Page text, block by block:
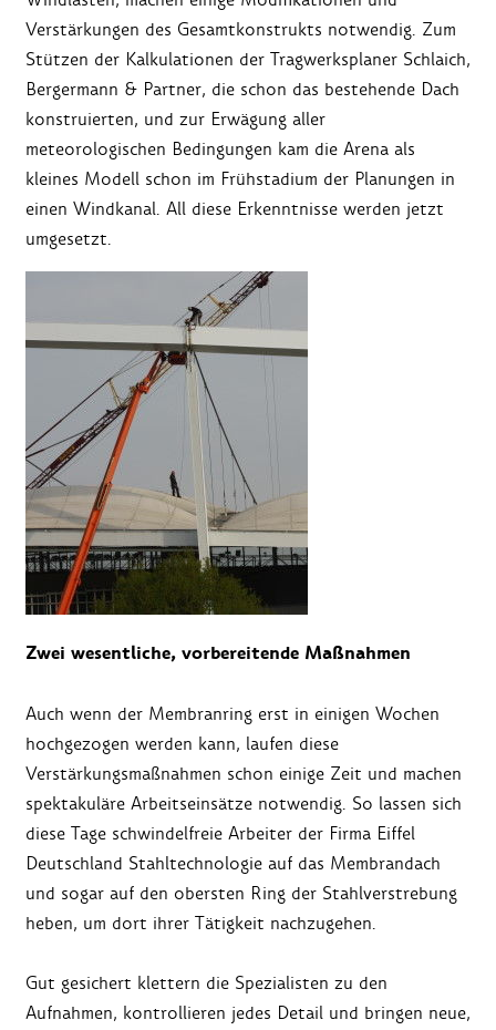
Verstärkungen des Gesamtkonstrukts notwendig. Zum
Stützen der Kalkulationen der Tragwerksplaner Schlaich,
Bergermann & Partner, die schon das bestehende Dach
konstruierten, und zur Erwägung aller
meteorologischen Bedingungen kam die Arena als
kleines Modell schon im Frühstadium der Planungen in
einen Windkanal. All diese Erkenntnisse werden jetzt
umgesetzt.
Zwei wesentliche, vorbereitende Maßnahmen
Auch wenn der Membranring erst in einigen Wochen
hochgezogen werden kann, laufen diese
Verstärkungsmaßnahmen schon einige Zeit und machen
spektakuläre Arbeitseinsätze notwendig. So lassen sich
diese Tage schwindelfreie Arbeiter der Firma Eiffel
Deutschland Stahltechnologie auf das Membrandach
und sogar auf den obersten Ring der Stahlverstrebung
heben, um dort ihrer Tätigkeit nachzugehen.
Gut gesichert klettern die Spezialisten zu den
Aufnahmen, kontrollieren jedes Detail und bringen neue,